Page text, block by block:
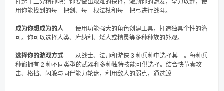
打起十二分精神吧：你要做出艰难的抉择，激励你的盟友，全力以赴，使
用你能找到的每一把剑、每一根法杖和每一把弓进行战斗。
成为你想成为的人——使用功能强大的角色创建工具，打造独具个性的洛
可。你可以选择人类、库纳利、矮人或精灵等多种种族的外观。
选择你的游戏方式——从战士、法师和游侠 3 种兵种中选择其一。每种兵
种都拥有 2 种不同类型的武器和多种独特技能可供选择。结合快节奏攻
击、格挡、闪躲与同伴能力轮盘，利用敌人的弱点，通过毁